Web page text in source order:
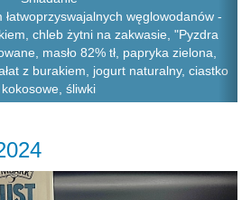
węglowodanów -
chleb żytni na zakwasie, "Pyzdra
masło 82% tł, papryka zielona,
z burakiem, jogurt naturalny, ciastko
kokosowe, śliwki